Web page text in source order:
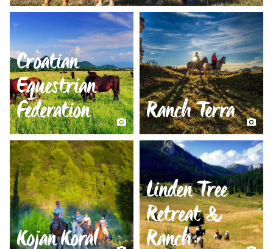
Croatian
Equestrian
Federation Ranch Terra
Kojan Koral
Linden Tree
Retreat &
Ranch